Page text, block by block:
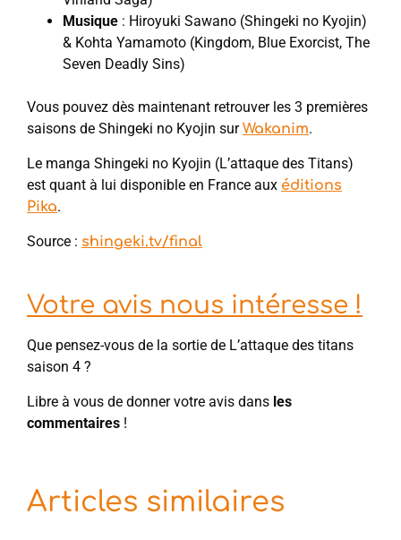
Musique : Hiroyuki Sawano (Shingeki no Kyojin)
& Kohta Yamamoto (Kingdom, Blue Exorcist, The
Seven Deadly Sins)
Vous pouvez dès maintenant retrouver les 3 premières
saisons de Shingeki no Kyojin surWakanim.
Le manga Shingeki no Kyojin (L’attaque des Titans)
est quant à lui disponible en France aux éditions
Pika.
Source : shingeki.tv/final
Votre avis nous intéresse !
Que pensez-vous de la sortie de L’attaque des titans
saison 4 ?
Libre à vous de donner votre avis dans les
commentaires !
Articles similaires